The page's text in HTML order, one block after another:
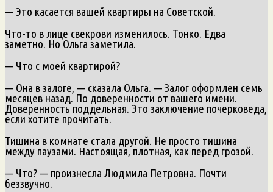
— Это касается вашей квартиры на Советской.
Что-то в лице свекрови изменилось. Тонко. Едва
заметно. Но Ольга заметила.
— Что с моей квартирой?
— Она в залоге, — сказала Ольга. — Залог оформлен семь
месяцев назад. По доверенности от вашего имени.
Доверенность поддельная. Это заключение почерковеда,
если хотите прочитать.
Тишина в комнате стала другой. Не просто тишина
между паузами. Настоящая, плотная, как перед грозой.
— Что? — произнесла Людмила Петровна. Почти
беззвучно.